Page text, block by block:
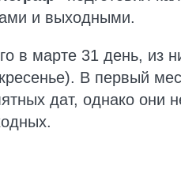
и выходными.
в марте 31 день, из
В первый
дат, однако они